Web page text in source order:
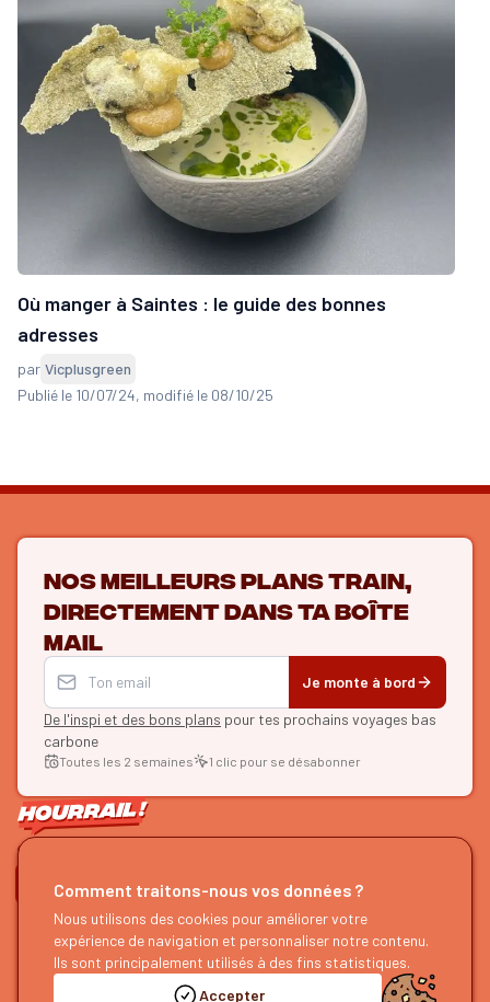
Où manger à Saintes : le guide des bonnes
adresses
par Vicplusgreen
Publié le 10/07/24, modifié le 08/10/25
Nos meilleurs plans train,
directement dans ta boîte
mail
Je monte à bord
De l'inspi et des bons plans pour tes prochains voyages bas
carbone
Toutes les 2 semaines 1 clic pour se désabonner
ON SE SUIT ?
HOURRAIL !
À propos
Devenir partenaire
EXPLORER
Recherche d'itinéraires
Nos guides
Notre blog
Accepter
Comment traitons-nous vos données ?
Nous utilisons des cookies pour améliorer votre
expérience de navigation et personnaliser notre contenu.
Ils sont principalement utilisés à des fins statistiques.